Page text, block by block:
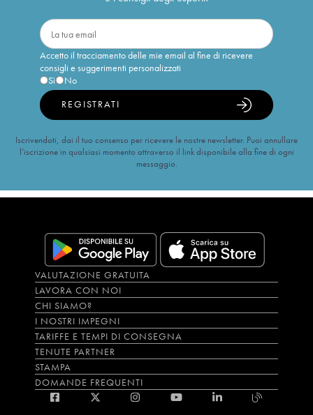
Accetto il tracciamento delle mie email al fine di ricevere
consigli e suggerimenti personalizzati
Sì
No
REGISTRATI
Iscrivendoti, dai il tuo consenso per ricevere le nostre newsletter. Puoi annullare
l’iscrizione in qualsiasi momento attraverso il link disponibile alla fine di ogni
messaggio.
VALUTAZIONE GRATUITA
LAVORA CON NOI
CHI SIAMO?
I NOSTRI IMPEGNI
TARIFFE E TEMPI DI CONSEGNA
TENUTE PARTNER
STAMPA
DOMANDE FREQUENTI